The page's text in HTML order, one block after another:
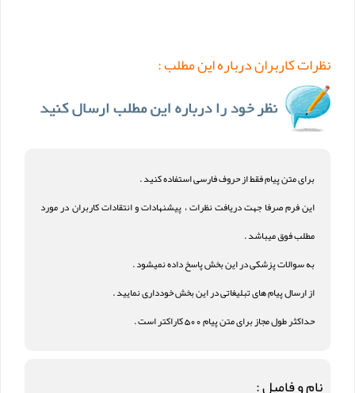
نظرات کاربران درباره این مطلب :
برای متن پیام فقط از حروف فارسی استفاده کنید .
این فرم صرفا جهت دریافت نظرات ، پیشنهادات و انتقادات کاربران در مورد
مطلب فوق میباشد .
به سوالات پزشکی در این بخش پاسخ داده نمیشود .
از ارسال پیام های تبلیغاتی در این بخش خودداری نمایید .
حداکثر طول مجاز برای متن پیام 500 کاراکتر است .
نام و فامیل :